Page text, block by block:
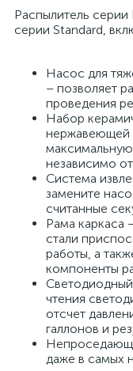
Распылитель серии
серии Standard,
Насос для
– позволяет
проведения
Набор
нержавеющей
независимо
Система
замените
считанные
Рама каркаса
стали
работы, а
компоненты
чтения
отсчет
галлонов и
даже в самых